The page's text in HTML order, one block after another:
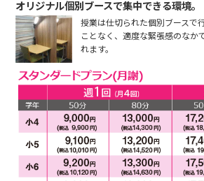
オリジナル個別ブースで集中できる環境。
授業は仕切られた個別ブースで
ことなく、適度な緊張感のなか
れます。